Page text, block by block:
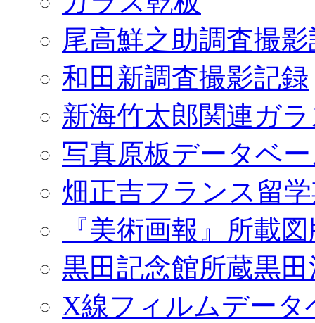
尾高鮮之助調査撮
和田新調査撮影記録
新海竹太郎関連ガ
写真原板データベ
畑正吉フランス留
『美術画報』所載
黒田記念館所蔵黒
X線フィルムデータ